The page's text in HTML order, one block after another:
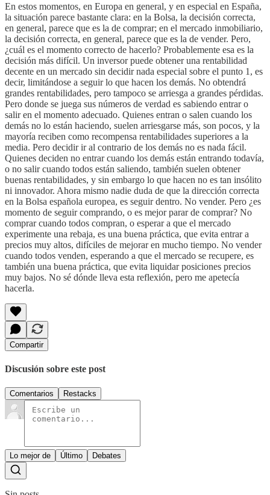
En estos momentos, en Europa en general, y en especial en España,
la situación parece bastante clara: en la Bolsa, la decisión correcta,
en general, parece que es la de comprar; en el mercado inmobiliario,
la decisión correcta, en general, parece que es la de vender. Pero,
¿cuál es el momento correcto de hacerlo? Probablemente esa es la
decisión más difícil. Un inversor puede obtener una rentabilidad
decente en un mercado sin decidir nada especial sobre el punto 1, es
decir, limitándose a seguir lo que hacen los demás. No obtendrá
grandes rentabilidades, pero tampoco se arriesga a grandes pérdidas.
Pero donde se juega sus números de verdad es sabiendo entrar o
salir en el momento adecuado. Quienes entran o salen cuando los
demás no lo están haciendo, suelen arriesgarse más, son pocos, y la
mayoría reciben como recompensa rentabilidades superiores a la
media. Pero decidir ir al contrario de los demás no es nada fácil.
Quienes deciden no entrar cuando los demás están entrando todavía,
o no salir cuando todos están saliendo, también suelen obtener
buenas rentabilidades, y sin embargo lo que hacen no es tan insólito
ni innovador. Ahora mismo nadie duda de que la dirección correcta
en la Bolsa española europea, es seguir dentro. No vender. Pero ¿es
momento de seguir comprando, o es mejor parar de comprar? No
comprar cuando todos compran, o esperar a que el mercado
experimente una rebaja, es una buena práctica, que evita entrar a
precios muy altos, difíciles de mejorar en mucho tiempo. No vender
cuando todos venden, esperando a que el mercado se recupere, es
también una buena práctica, que evita liquidar posiciones precios
muy bajos. No sé dónde lleva esta reflexión, pero me apetecía
hacerla.
Compartir
Discusión sobre este post
Comentarios Restacks
Lo mejor de Último Debates